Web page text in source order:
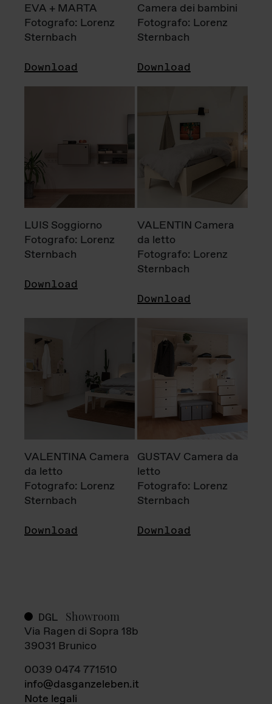
EVA + MARTA
Fotografo: Lorenz
Sternbach
Download
Camera dei bambini
Fotografo: Lorenz
Sternbach
Download
LUIS Soggiorno
Fotografo: Lorenz
Sternbach
Download
VALENTIN Camera
da letto
Fotografo: Lorenz
Sternbach
Download
VALENTINA Camera
da letto
Fotografo: Lorenz
Sternbach
Download
GUSTAV Camera da
letto
Fotografo: Lorenz
Sternbach
Download
DGL Showroom
Via Ragen di Sopra 18b
39031 Brunico
0039 0474 771510
info@dasganzeleben.it
Note legali